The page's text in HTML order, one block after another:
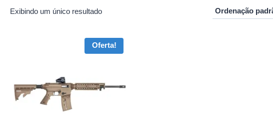
Exibindo um único resultado
Oferta!